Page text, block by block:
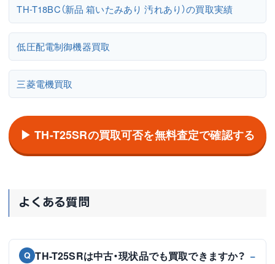
TH-T18BC（新品 箱いたみあり 汚れあり）の買取実績
低圧配電制御機器買取
三菱電機買取
▶ TH-T25SRの買取可否を無料査定で確認する
よくある質問
Q TH-T25SRは中古・現状品でも買取できますか？